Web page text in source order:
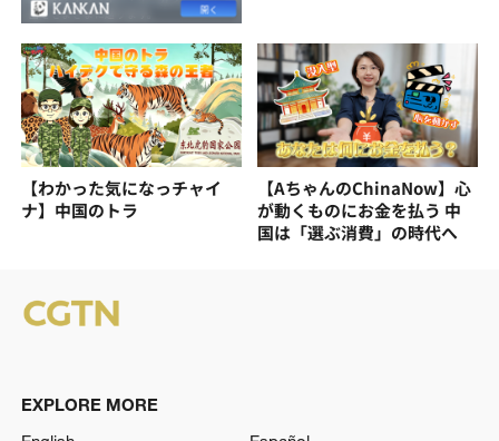
【わかった気になっチャイ
ナ】中国のトラ
【AちゃんのChinaNow】心
が動くものにお金を払う 中
国は「選ぶ消費」の時代へ
EXPLORE MORE